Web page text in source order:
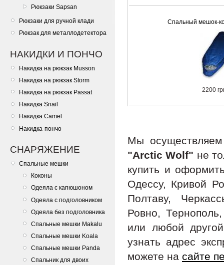
Рюкзаки Sapsan
Рюкзаки для ручной клади
Рюкзак для металлодетектора
НАКИДКИ И ПОНЧО
Накидка на рюкзак Musson
Накидка на рюкзак Storm
Накидка на рюкзак Passat
Накидка Snail
Накидка Camel
Накидка-пончо
СНАРЯЖЕНИЕ
Спальные мешки
Коконы
Одеяла с капюшоном
Одеяла с подголовником
Одеяла без подголовника
Спальные мешки Makalu
Спальные мешки Koala
Спальные мешки Panda
Спальник для двоих
Спальный мешок-
2200
Мы
"Arctic Wolf" не
купить и
Одессу, Кривой
Полтаву,
Ровно,
или любой
узнать адрес
можете на сайте